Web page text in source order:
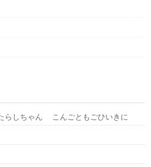
らしちゃん こんごともごひいきに